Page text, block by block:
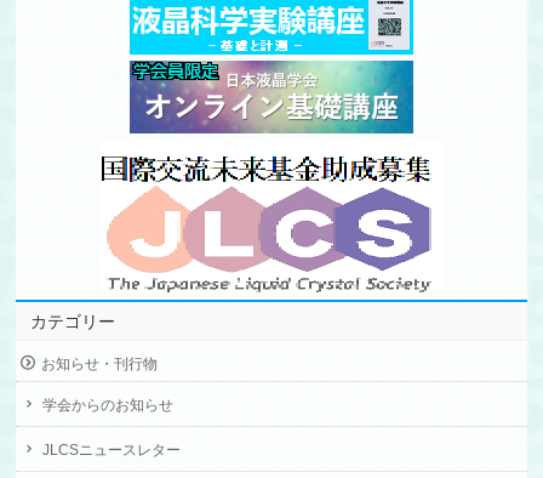
カテゴリー
お知らせ・刊行物
学会からのお知らせ
JLCSニュースレター